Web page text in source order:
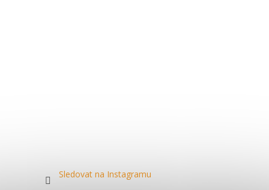
Sledovat na Instagramu